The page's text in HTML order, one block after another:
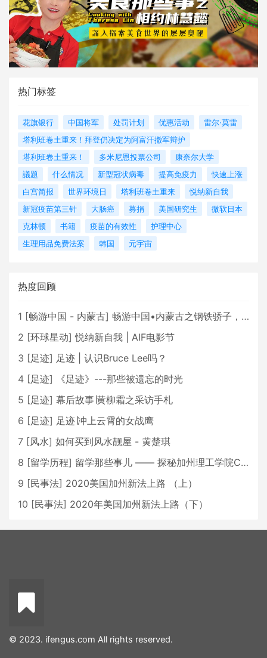
热门标签
花旗银行 中国将军 处罚计划 优惠活动
雷尔·莫雷
塔利班卷土重来！拜登仍决定为阿富汗撤军辩护
塔利班卷土重来！
多米尼恩投票公司
康奈尔大学
議題
什么情况 新型冠状病毒 提高免疫力
快速上涨
白宫简报
世界环境日 塔利班卷土重来
悦纳新自我
新冠疫苗第三针
大肠癌 募捐 美国研究生
微软日本
克林顿
书籍 疫苗的有效性
护理中心
生理用品免费法案
韩国 元宇宙
热度回顾
1 [畅游中国 - 内蒙古] 畅游中国•内蒙古之钢铁骄子，魅力包头
2 [环球星动] 悦纳新自我 | AIF电影节
3 [足迹] 足迹 | 认识Bruce Lee吗？
4 [足迹]
《足迹》---那些被遗忘的时光
5 [足迹] 幕后故事∣黄柳霜之采访手札
6 [足迹] 足迹∣冲上云霄的女战鹰
7 [风水] 如何买到风水靓屋 - 黄楚琪
8 [留学历程] 留学那些事儿 —— 探秘加州理工学院Caltech博士生活 [上集]
9 [民事法] 2020美国加州新法上路 （上）
10 [民事法] 2020年美国加州新法上路（下）
© 2023. ifengus.com All rights reserved.